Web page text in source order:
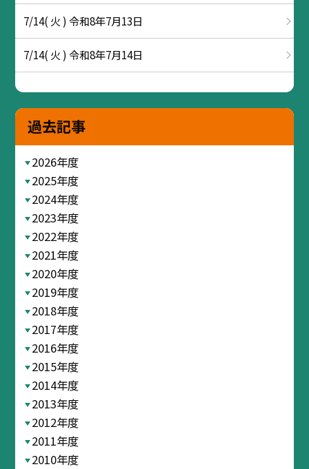
7/14( 火 ) 令和8年7月13日
7/14( 火 ) 令和8年7月14日
過去記事
2026年度
2025年度
2024年度
2023年度
2022年度
2021年度
2020年度
2019年度
2018年度
2017年度
2016年度
2015年度
2014年度
2013年度
2012年度
2011年度
2010年度